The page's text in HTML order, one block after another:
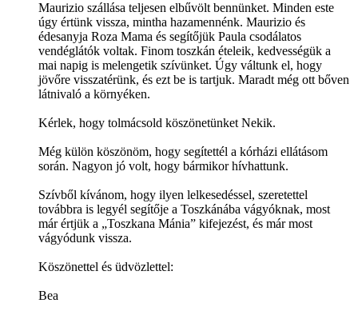
Maurizio szállása teljesen elbűvölt bennünket. Minden este
úgy értünk vissza, mintha hazamennénk. Maurizio és
édesanyja Roza Mama és segítőjük Paula csodálatos
vendéglátók voltak. Finom toszkán ételeik, kedvességük a
mai napig is melengetik szívünket. Úgy váltunk el, hogy
jövőre visszatérünk, és ezt be is tartjuk. Maradt még ott bőven
látnivaló a környéken.
Kérlek, hogy tolmácsold köszönetünket Nekik.
Még külön köszönöm, hogy segítettél a kórházi ellátásom
során. Nagyon jó volt, hogy bármikor hívhattunk.
Szívből kívánom, hogy ilyen lelkesedéssel, szeretettel
továbbra is legyél segítője a Toszkánába vágyóknak, most
már értjük a „Toszkana Mánia” kifejezést, és már most
vágyódunk vissza.
Köszönettel és üdvözlettel:
Bea